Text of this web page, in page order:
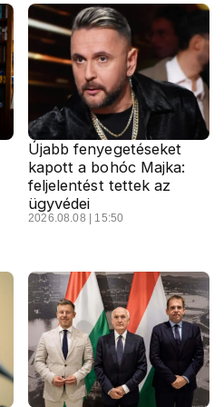
Újabb fenyegetéseket
kapott a bohóc Majka:
feljelentést tettek az
ügyvédei
2026.08.08 | 15:50